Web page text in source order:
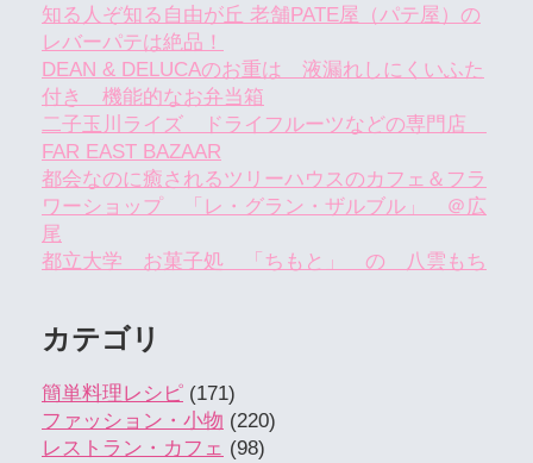
知る人ぞ知る自由が丘 老舗PATE屋（パテ屋）の
レバーパテは絶品！
DEAN & DELUCAのお重は 液漏れしにくいふた
付き 機能的なお弁当箱
二子玉川ライズ ドライフルーツなどの専門店
FAR EAST BAZAAR
都会なのに癒されるツリーハウスのカフェ＆フラ
ワーショップ 「レ・グラン・ザルブル」 ＠広
尾
都立大学 お菓子処 「ちもと」 の 八雲もち
カテゴリ
簡単料理レシピ (171)
ファッション・小物 (220)
レストラン・カフェ (98)